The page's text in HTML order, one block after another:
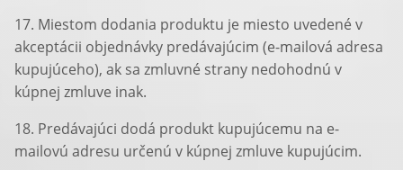
17. Miestom dodania produktu je miesto uvedené v
akceptácii objednávky predávajúcim (e-mailová adresa
kupujúceho), ak sa zmluvné strany nedohodnú v
kúpnej zmluve inak.
18. Predávajúci dodá produkt kupujúcemu na e-
mailovú adresu určenú v kúpnej zmluve kupujúcim.